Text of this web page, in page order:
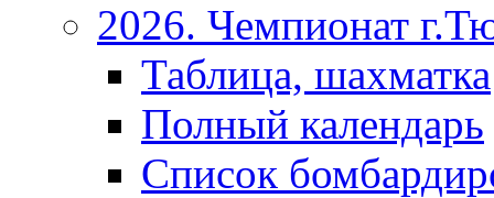
2026. Чемпионат
Таблица, шахматка
Полный календарь
Список